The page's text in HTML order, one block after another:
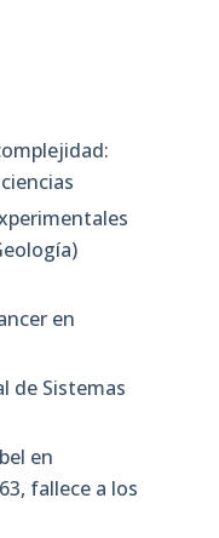
en
de Sistemas
en
fallece a los